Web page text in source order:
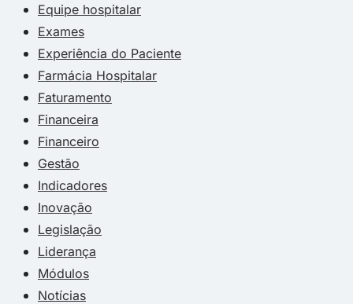
Equipe hospitalar
Exames
Experiência do Paciente
Farmácia Hospitalar
Faturamento
Financeira
Financeiro
Gestão
Indicadores
Inovação
Legislação
Liderança
Módulos
Notícias